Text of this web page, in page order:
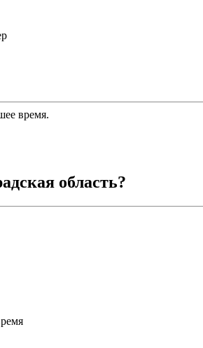
время.
область?